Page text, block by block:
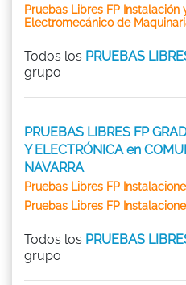
Pruebas Libres FP Instalación
Electromecánico de
Todos los PRUEBAS
grupo
PRUEBAS LIBRES FP
Y ELECTRÓNICA en
NAVARRA
Pruebas Libres FP
Pruebas Libres FP
Todos los PRUEBAS
grupo